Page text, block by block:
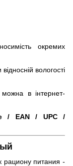
окремих
вологості
можна в інтернет-
/ EAN / UPC /
рациону питания -